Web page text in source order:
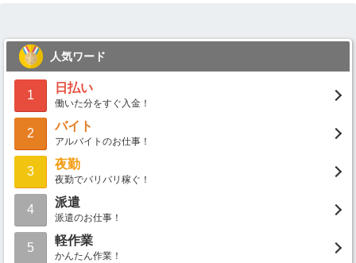
人気ワード
1
日払い
働いた分をすぐ入金！
2
バイト
アルバイトのお仕事！
3
夜勤
夜勤でバリバリ稼ぐ！
4
派遣
派遣のお仕事！
5
軽作業
かんたん作業！